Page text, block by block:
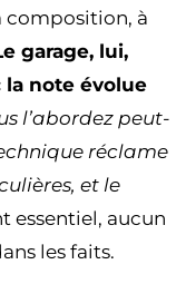
composition, à
garage, lui,
la note évolue
l’abordez peut-
réclame
et le
essentiel, aucun
les faits.